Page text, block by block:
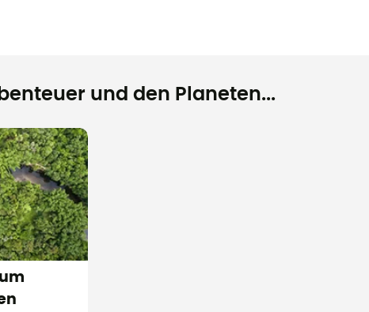
und den Planeten...